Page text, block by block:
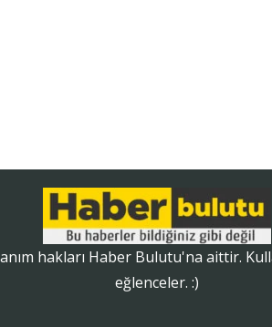
hakları Haber Bulutu'na aittir.
eğlenceler. :)